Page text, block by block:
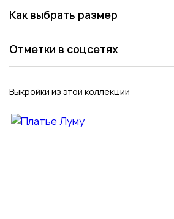
Как выбрать размер
Отметки в соцсетях
Выкройки из этой коллекции